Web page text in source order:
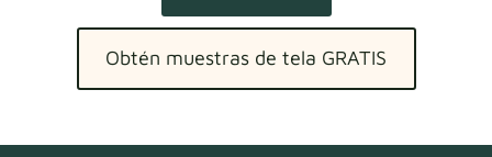
Obtén muestras de tela GRATIS